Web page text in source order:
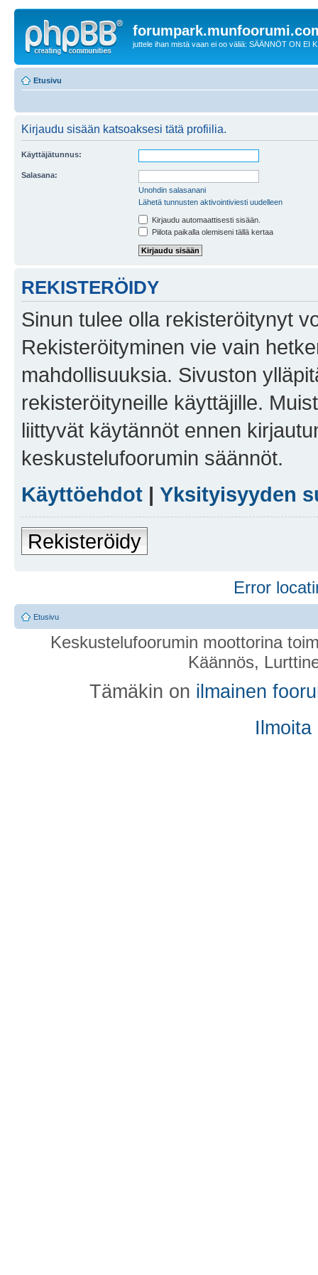
juttele ihan mistä vaan ei oo väliä: SÄÄNNÖT ON EI
Etusivu
Kirjaudu sisään katsoaksesi tätä profiilia.
Käyttäjätunnus:
Salasana:
Unohdin salasanani
Lähetä tunnusten aktivointiviesti uudelleen
Kirjaudu automaattisesti sisään.
Piilota paikalla olemiseni tällä kertaa
REKISTERÖIDY
Sinun tulee olla rekisteröitynyt
Rekisteröityminen vie vain
mahdollisuuksia. Sivuston
rekisteröityneille käyttäjille.
liittyvät käytännöt ennen
keskustelufoorumin säännöt.
Käyttöehdot | Yksityisyyden
Rekisteröidy
Error
Etusivu
Keskustelufoorumin moottorina
Käännös,
Tämäkin on ilmainen